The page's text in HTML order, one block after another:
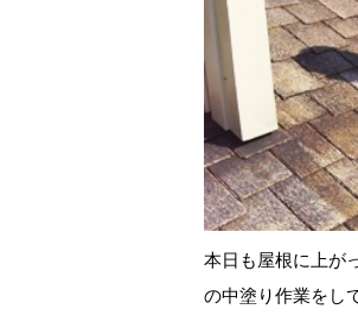
本日も屋根に上が
の中塗り作業をし